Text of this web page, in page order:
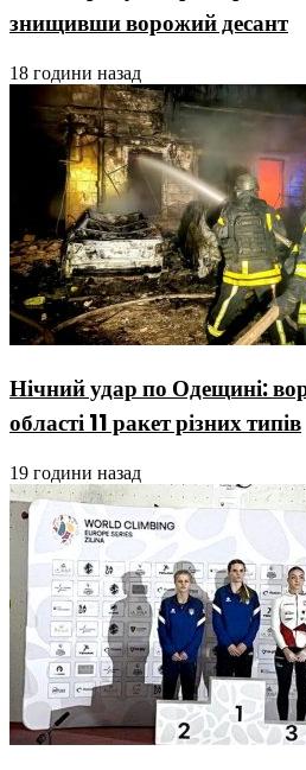
знищивши ворожий десант
18 години назад
Нічний удар по Одещині:
області 11 ракет різних типів
19 години назад